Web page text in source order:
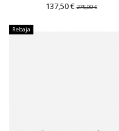
137,50 €275,00 €
Rebaja